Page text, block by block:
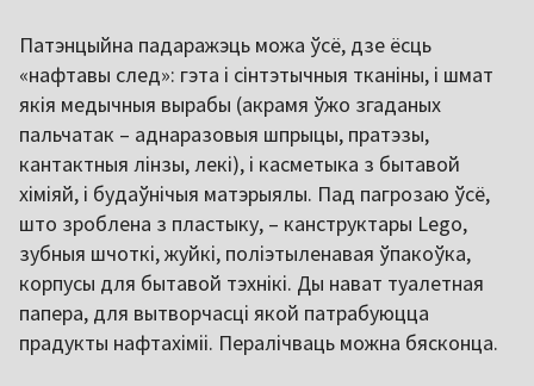
Патэнцыйна падаражэць можа ўсё, дзе ёсць
«нафтавы след»: гэта і сінтэтычныя тканіны, і шмат
якія медычныя вырабы (акрамя ўжо згаданых
пальчатак – аднаразовыя шпрыцы, пратэзы,
кантактныя лінзы, лекі), і касметыка з бытавой
хіміяй, і будаўнічыя матэрыялы. Пад пагрозаю ўсё,
што зроблена з пластыку, – канструктары Lego,
зубныя шчоткі, жуйкі, поліэтыленавая ўпакоўка,
корпусы для бытавой тэхнікі. Ды нават туалетная
папера, для вытворчасці якой патрабуюцца
прадукты нафтахіміі. Пералічваць можна бясконца.